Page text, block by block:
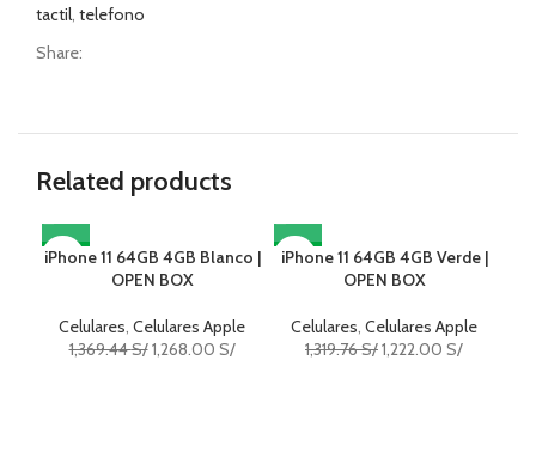
tactil telefono
Share:
Related products
-7%
iPhone 11 64GB 4GB Blanco |
OPEN BOX
Celulares Celulares Apple
1,369.44S/1,268.00 S/
-7%
iPhone 11 64GB 4GB Verde |
OPEN BOX
Celulares Celulares Apple
1,319.76S/1,222.00 S/